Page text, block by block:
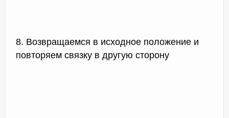
8. Возвращаемся в исходное положение и
повторяем связку в другую сторону